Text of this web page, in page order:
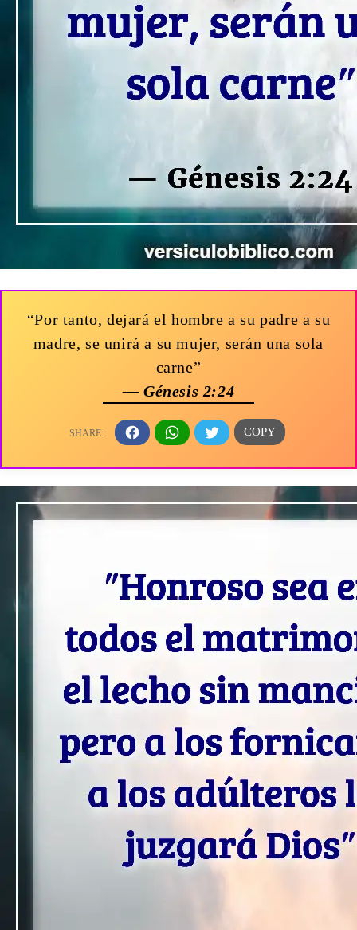
“Por tanto, dejará el hombre a su padre a su
madre, se unirá a su mujer, serán una sola
carne”
— Génesis 2:24